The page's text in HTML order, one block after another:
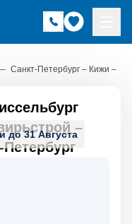
Санкт-Петербург – Кижи –
до 31 Августа–
Петербург